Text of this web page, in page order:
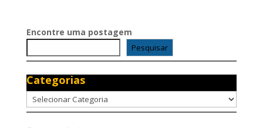
Encontre uma postagem
Pesquisar
Categorias
Categorias